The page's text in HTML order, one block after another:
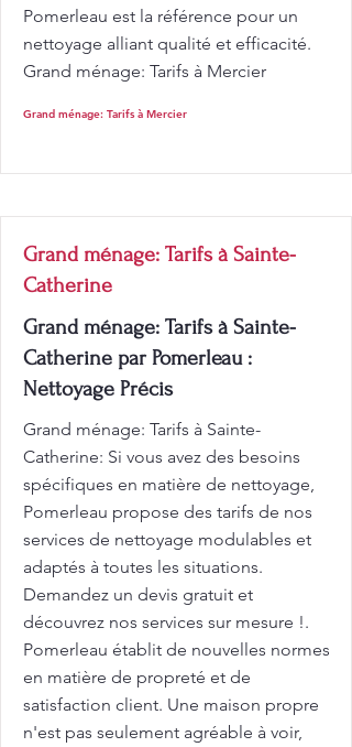
Pomerleau est la référence pour un
nettoyage alliant qualité et efficacité.
Grand ménage: Tarifs à Mercier
Grand ménage: Tarifs à Mercier
Grand ménage: Tarifs à Sainte-
Catherine
Grand ménage: Tarifs à Sainte-
Catherine par Pomerleau :
Nettoyage Précis
Grand ménage: Tarifs à Sainte-
Catherine: Si vous avez des besoins
spécifiques en matière de nettoyage,
Pomerleau propose des tarifs de nos
services de nettoyage modulables et
adaptés à toutes les situations.
Demandez un devis gratuit et
découvrez nos services sur mesure !.
Pomerleau établit de nouvelles normes
en matière de propreté et de
satisfaction client. Une maison propre
n'est pas seulement agréable à voir,